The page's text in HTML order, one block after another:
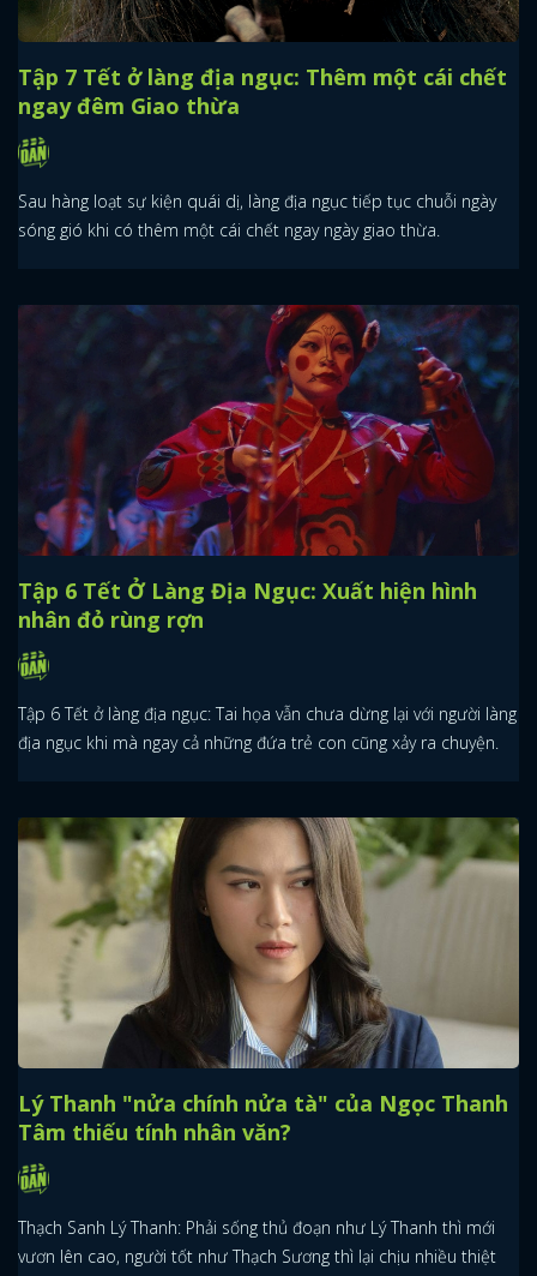
Tập 7 Tết ở làng địa ngục: Thêm một cái chết
ngay đêm Giao thừa
Sau hàng loạt sự kiện quái dị, làng địa ngục tiếp tục chuỗi ngày
sóng gió khi có thêm một cái chết ngay ngày giao thừa.
Tập 6 Tết Ở Làng Địa Ngục: Xuất hiện hình
nhân đỏ rùng rợn
Tập 6 Tết ở làng địa ngục: Tai họa vẫn chưa dừng lại với người làng
địa ngục khi mà ngay cả những đứa trẻ con cũng xảy ra chuyện.
Lý Thanh "nửa chính nửa tà" của Ngọc Thanh
Tâm thiếu tính nhân văn?
Thạch Sanh Lý Thanh: Phải sống thủ đoạn như Lý Thanh thì mới
vươn lên cao, người tốt như Thạch Sương thì lại chịu nhiều thiệt